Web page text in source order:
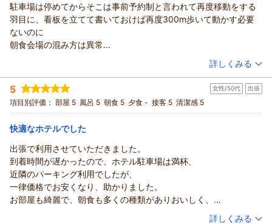
フロント 石井
（返信日：2026/07/29）
フロント 石井
（返信日：2026/07/29）
を心がけてまいります。
お客様からいただきました「また泊まりたい」という温かいお
言葉は、
スタッフ一同にとって何よりの励みとなります。
またお近くにお越しの際は、ぜひリッチモンドホテルをご利用
お客様のまたのお越しを、心よりお待ち申し上げております。
リッチモンドホテル帯広駅前
支配人
フロント 伊藤
この度はリッチモンドホテル帯広駅前へご宿泊いただきまして
誠にありがとうございます｡
ご滞在中は快適にお過ごしいただけたようで安心いたしました｡
またたくさんのお褒めのお言葉をお寄せいただけましたこと､
今回ご宿泊いただいたジュニアスイートツインルームは2024年
に実施した
改装にて新設したお部屋で､当館で一番広いお部屋でございま
す｡
リッチモンドホテル帯広駅前で唯一のバス・トイレ・洗面別3
リビングスペースとベッドスペースが仕切られているような
空間づくりでゆったりお過ごしいただけるのではないかと存じ
ます。
またお客様の仰います通り､お部屋にドラム式洗濯機を設置して
おり､
お部屋から出ずに洗濯をしていただける点もこちらのお部屋の
駐車場は停めてからそこは事前予約制と言われて再度移動をする
羽目に、看板を立てて書いておけば再度300m歩いて動かす必要
ないのに
朝食会場の混み方は異常
キャパの問題と分かっているのだから対策を打つべき（投稿日：2026/07/23）
宿泊時期： 2026年06月宿泊 (出張)
投稿者： リクルートさん
宿泊プラン： 【じゃらんスペシャルウィーク】旅行や出張にもおすすめ♪シ
ンプルステイプラン-朝食付-★
シングル 朝のみ
宿泊価格帯： 18,001～19,000円(大人一人あたり/税込)
リッチモンドホテル帯広駅前からの返信
この度はリッチモンドホテル帯広駅前へご宿泊いただき
誠にありがとうございます。
当ホテルの駐車場案内不足により、お車を一度停められた後に
お移動いただくこととなり、
大変ご面倒をおかけしましたことを深くお詫び申し上げます。
詳しくみる
5 女性/50代 出張
項目別評価： 部屋 5 風呂 5 朝食 5 夕食 - 接客 5 清潔感 5
快適なホテルでした
出張で利用させていただきました。
到着時間が遅かったので、ホテル駐車場は満杯、
近隣のパーキング利用でしたが、
一律価格でお安くなり、助かりました。
お部屋も綺麗で、朝食も多くの種類がありおいしく、
スタッフもテキパキされており、大変気持ちよくすごさせていた
（投稿日：2026/07/17）
詳しくみる